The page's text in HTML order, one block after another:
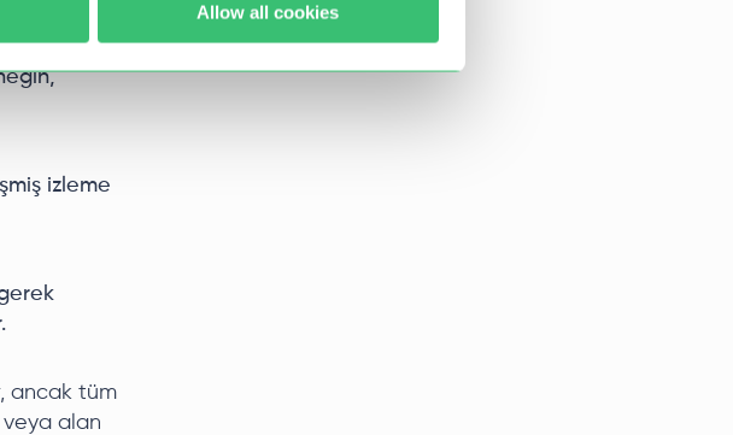
Allow all cookies
izleme
ancak tüm
veya alan